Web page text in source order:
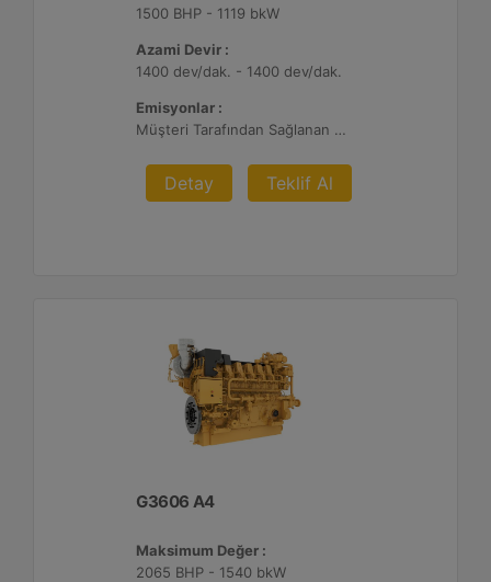
1500 BHP - 1119 bkW
Azami Devir :
1400 dev/dak. - 1400 dev/dak.
Emisyonlar :
Müşteri Tarafından Sağlanan Atık Arıtma ile NSPS Saha Uyumluluğuna Sahiptir, 0,3 g ve 0,5 g/bhp-sa. NOx
Detay Teklif Al
G3606 A4
Maksimum Değer :
2065 BHP - 1540 bkW